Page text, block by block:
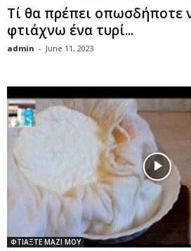
Τί θα πρέπει οπωσδήποτε
φτιάχνω ένα τυρί...
admin - June 11, 2023
ΦΤΙΑΞΤΕ ΜΑΖΙ ΜΟΥ